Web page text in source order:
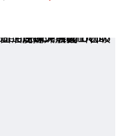
錢： price